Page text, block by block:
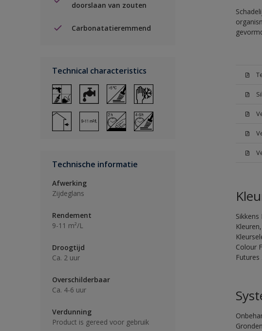
doorslaan van zouten
Carbonatatieremmend
Technical characteristics
Technische informatie
Afwerking
Zijdeglans
Rendement
9-11 m²/L
Droogtijd
Ca. 2 uur
Overschilderbaar
Ca. 4-6 uur
Verdunning
Product is gereed voor gebruik
Colour
Futures